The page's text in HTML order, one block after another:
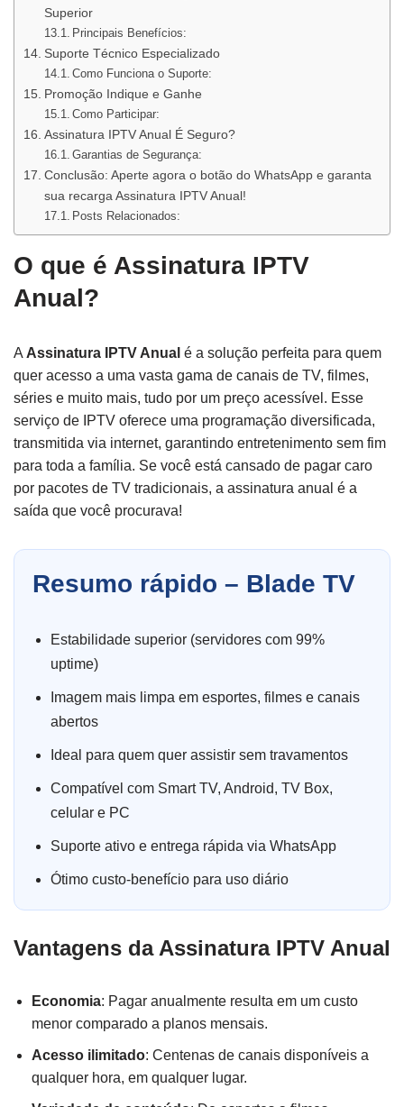
Superior
Principais Benefícios:
Suporte Técnico Especializado
Como Funciona o Suporte:
Promoção Indique e Ganhe
Como Participar:
Assinatura IPTV Anual É Seguro?
Garantias de Segurança:
Conclusão: Aperte agora o botão do WhatsApp e garanta
sua recarga Assinatura IPTV Anual!
Posts Relacionados:
O que é Assinatura IPTV
Anual?
A Assinatura IPTV Anual é a solução perfeita para quem
quer acesso a uma vasta gama de canais de TV, filmes,
séries e muito mais, tudo por um preço acessível. Esse
serviço de IPTV oferece uma programação diversificada,
transmitida via internet, garantindo entretenimento sem fim
para toda a família. Se você está cansado de pagar caro
por pacotes de TV tradicionais, a assinatura anual é a
saída que você procurava!
Resumo rápido – Blade TV
Estabilidade superior (servidores com 99%
uptime)
Imagem mais limpa em esportes, filmes e canais
abertos
Ideal para quem quer assistir sem travamentos
Compatível com Smart TV, Android, TV Box,
celular e PC
Suporte ativo e entrega rápida via WhatsApp
Ótimo custo-benefício para uso diário
Vantagens da Assinatura IPTV Anual
Economia: Pagar anualmente resulta em um custo
menor comparado a planos mensais.
Acesso ilimitado: Centenas de canais disponíveis a
qualquer hora, em qualquer lugar.